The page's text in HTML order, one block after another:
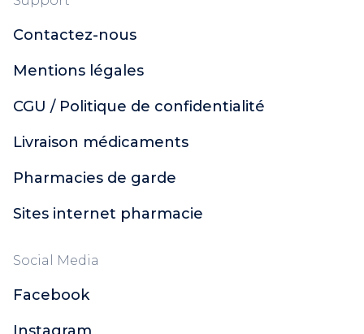
Contactez-nous
Mentions légales
CGU / Politique de confidentialité
Livraison médicaments
Pharmacies de garde
Sites internet pharmacie
Social Media
Facebook